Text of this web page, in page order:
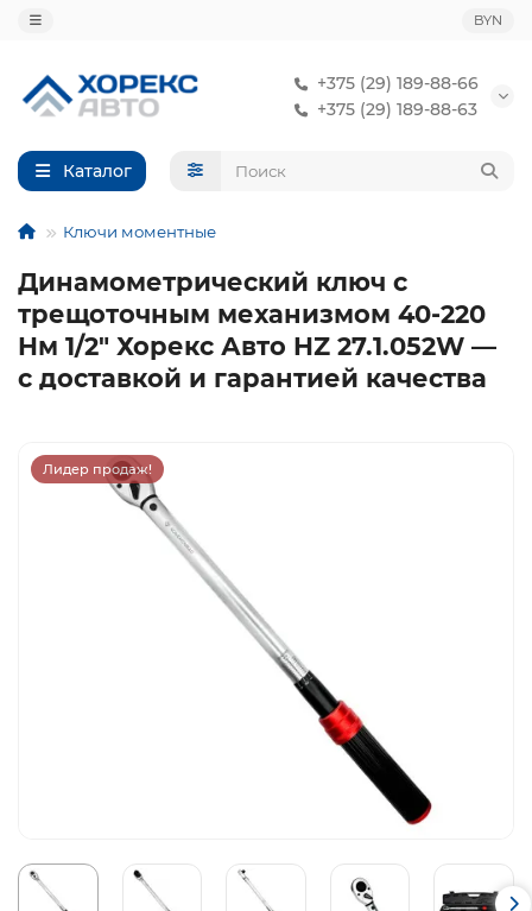
BYN
+375 (29) 189-88-66
+375 (29) 189-88-63
Каталог
Ключи моментные
Динамометрический ключ с
трещоточным механизмом 40-220
Hм 1/2" Хорекс Авто HZ 27.1.052W —
с доставкой и гарантией качества
Лидер продаж!